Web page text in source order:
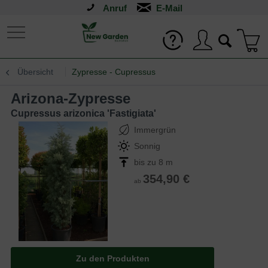
Anruf
Übersicht Zypresse - Cupressus
Arizona-Zypresse
Cupressus arizonica 'Fastigiata'
Immergrün
Sonnig
bis zu 8 m
ab 354,90 €
Zu den Produkten